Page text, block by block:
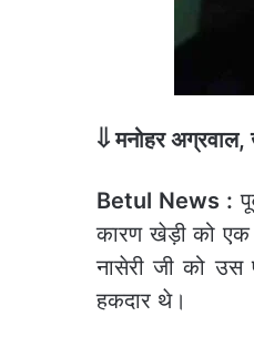
⇓ मनोहर अग्रवाल,
Betul News :
कारण खेड़ी को एक
नासेरी जी को उस
हकदार थे।